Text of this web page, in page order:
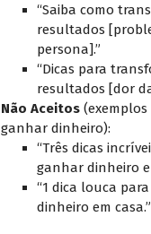
“Saiba como
resultados
persona].”
“Dicas para
resultados [dor
Não Aceitos
ganhar dinheiro):
“Três dicas
ganhar dinheiro
“1 dica louca
dinheiro em casa.”